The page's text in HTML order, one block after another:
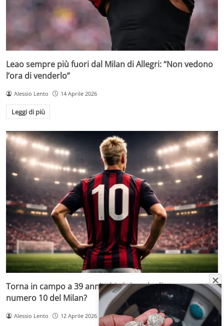
Leao sempre più fuori dal Milan di Allegri: “Non vedono
l’ora di venderlo”
Alessio Lento 14 Aprile 2026
Leggi di più
Torna in campo a 39 anni, chi si ricorda di questo
numero 10 del Milan?
Alessio Lento 12 Aprile 2026